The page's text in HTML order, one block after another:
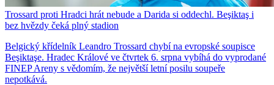
Trossard proti Hradci hrát nebude a Darida si oddechl. Beşiktaş i
bez hvězdy čeká plný stadion
Belgický křídelník Leandro Trossard chybí na evropské soupisce
Beşiktaşe. Hradec Králové ve čtvrtek 6. srpna vybíhá do vyprodané
FINEP Areny s vědomím, že největší letní posilu soupeře
nepotkává.